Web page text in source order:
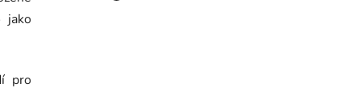
jako
pro